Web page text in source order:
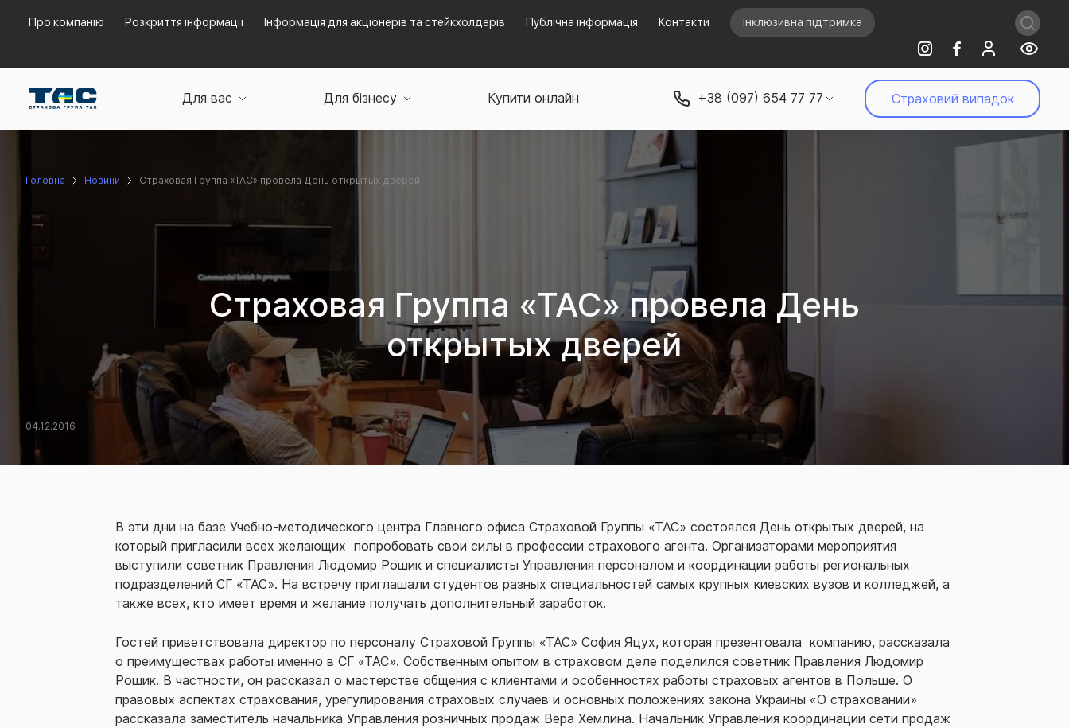
Про компанію Розкриття інформації Інформація для акціонерів та стейкхолдерів Публічна інформація Контакти Інклюзивна підтримка
Для вас Для бізнесу Купити онлайн +38 (097) 654 77 77 Страховий випадок
Головна Новини Страховая Группа «ТАС» провела День открытых дверей
Страховая Группа «ТАС» провела День
открытых дверей
04.12.2016
В эти дни на базе Учебно-методического центра Главного офиса Страховой Группы «ТАС» состоялся День открытых дверей, на
который пригласили всех желающих попробовать свои силы в профессии страхового агента. Организаторами мероприятия
выступили советник Правления Людомир Рошик и специалисты Управления персоналом и координации работы региональных
подразделений СГ «ТАС». На встречу приглашали студентов разных специальностей самых крупных киевских вузов и колледжей, а
также всех, кто имеет время и желание получать дополнительный заработок.
Гостей приветствовала директор по персоналу Страховой Группы «ТАС» София Яцух, которая презентовала компанию, рассказала
о преимуществах работы именно в СГ «ТАС». Собственным опытом в страховом деле поделился советник Правления Людомир
Рошик. В частности, он рассказал о мастерстве общения с клиентами и особенностях работы страховых агентов в Польше. О
правовых аспектах страхования, урегулирования страховых случаев и основных положениях закона Украины «О страховании»
рассказала заместитель начальника Управления розничных продаж Вера Хемлина. Начальник Управления координации сети продаж